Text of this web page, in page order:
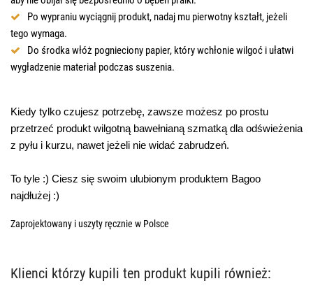
Po wypraniu wyciągnij produkt, nadaj mu pierwotny kształt, jeżeli
tego wymaga.
Do środka włóż pognieciony papier, który wchłonie wilgoć i ułatwi
wygładzenie materiał podczas suszenia.
Kiedy tylko czujesz potrzebę, zawsze możesz po prostu
przetrzeć produkt wilgotną bawełnianą szmatką dla odświeżenia
z pyłu i kurzu, nawet jeżeli nie widać zabrudzeń.
To tyle :) Ciesz się swoim ulubionym produktem Bagoo
najdłużej :)
Zaprojektowany i uszyty ręcznie w Polsce
Klienci którzy kupili ten produkt kupili również: